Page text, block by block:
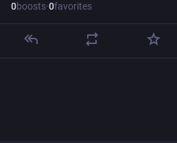
0boosts·0favorites